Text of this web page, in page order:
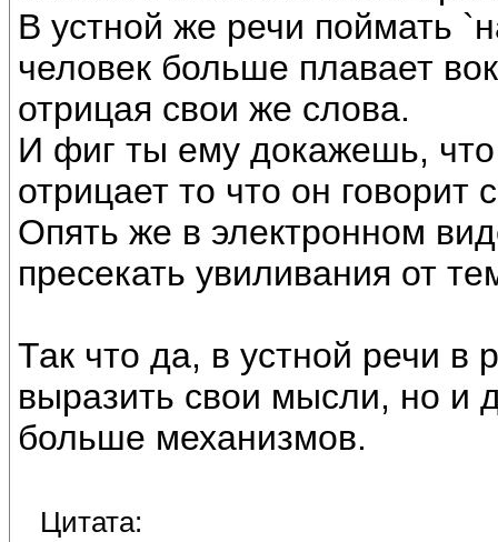
В устной же речи поймать
человек больше плавает
отрицая свои же слова.
И фиг ты ему докажешь, что
отрицает то что он говорит
Опять же в электронном
пресекать увиливания от
Так что да, в устной речи
выразить свои мысли, но и
больше механизмов.
Цитата: